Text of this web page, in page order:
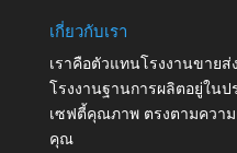
เกี่ยวกับเรา
เราคือตัวแทนโรงงานขายส่ง
โรงงานฐานการผลิตอยู่ในป
เซฟตี้คุณภาพ ตรงตามควา
คุณ